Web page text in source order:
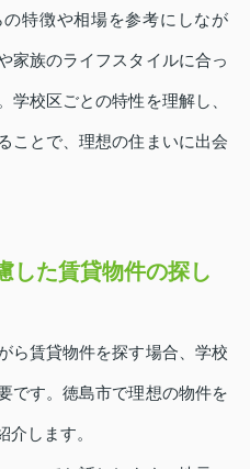
特徴や相場を参考にしなが
家族のライフスタイルに合っ
学校区ごとの特性を理解し、
ことで、理想の住まいに出会
した賃貸物件の探し
ら賃貸物件を探す場合、学校
です。徳島市で理想の物件を
介します。